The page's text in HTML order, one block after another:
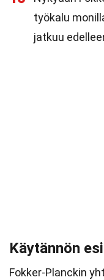
työkalu
jatkuu
Käytännön
Fokker-Planckin